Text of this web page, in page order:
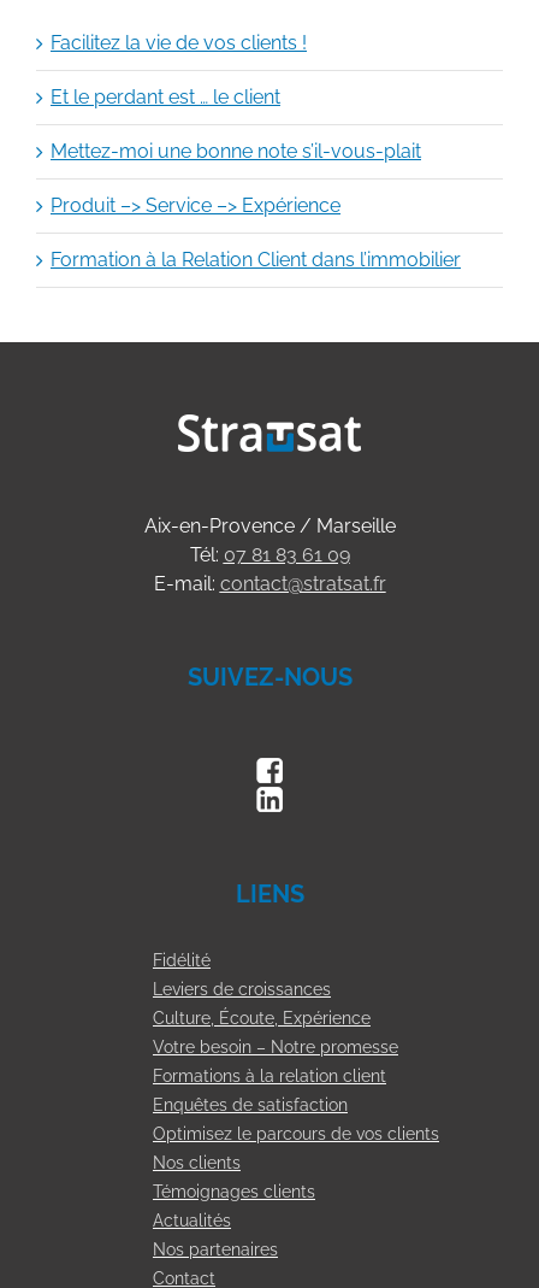
Facilitez la vie de vos clients !
Et le perdant est … le client
Mettez-moi une bonne note s’il-vous-plait
Produit –> Service –> Expérience
Formation à la Relation Client dans l’immobilier
Aix-en-Provence / Marseille
Tél: 07 81 83 61 09
E-mail: contact@stratsat.fr
SUIVEZ-NOUS
LIENS
Fidélité
Leviers de croissances
Culture, Écoute, Expérience
Votre besoin – Notre promesse
Formations à la relation client
Enquêtes de satisfaction
Optimisez le parcours de vos clients
Nos clients
Témoignages clients
Actualités
Nos partenaires
Contact